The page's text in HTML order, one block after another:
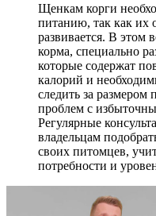
Щенкам корги
питанию, так как их
развивается. В этом
корма, специально
которые содержат
калорий и
следить за
проблем с
Регулярные
владельцам
своих питомцев,
потребности и